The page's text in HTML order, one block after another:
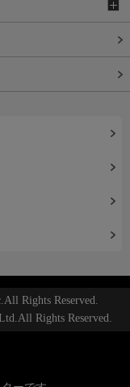
Rights Reserved.
Rights Reserved.